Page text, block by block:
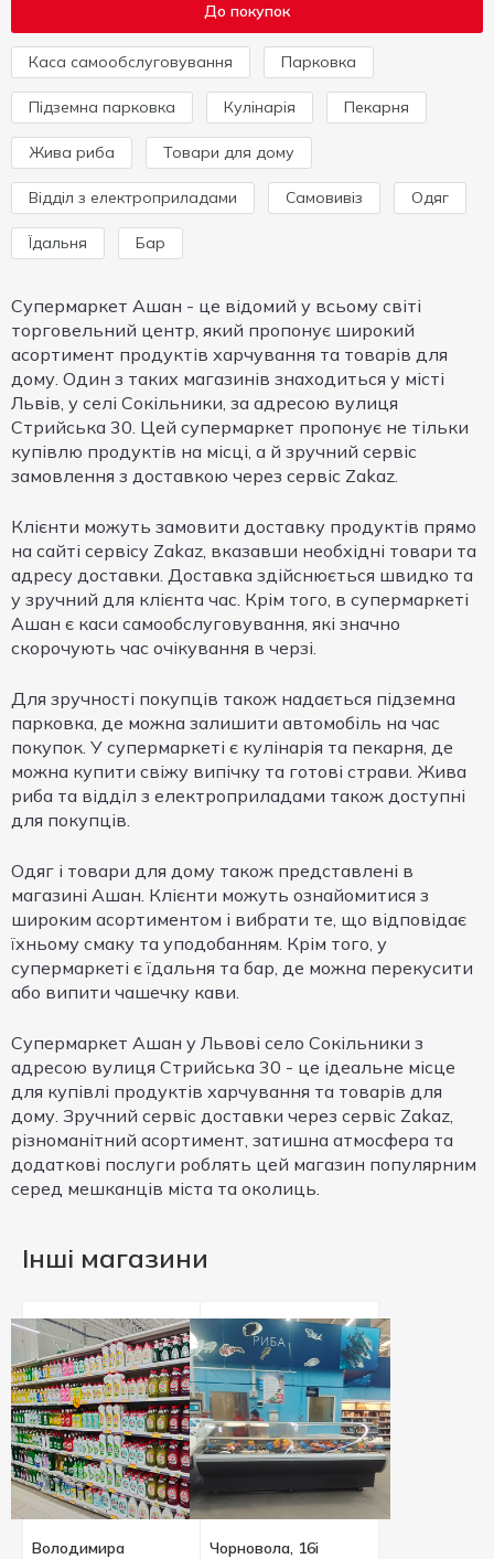
До покупок
Каса самообслуговування Парковка
Підземна парковка Кулінарія Пекарня
Жива риба Товари для дому
Відділ з електроприладами Самовивіз Одяг
Їдальня Бар
Супермаркет Ашан - це відомий у всьому світі
торговельний центр, який пропонує широкий
асортимент продуктів харчування та товарів для
дому. Один з таких магазинів знаходиться у місті
Львів, у селі Сокільники, за адресою вулиця
Стрийська 30. Цей супермаркет пропонує не тільки
купівлю продуктів на місці, а й зручний сервіс
замовлення з доставкою через сервіс Zakaz.
Клієнти можуть замовити доставку продуктів прямо
на сайті сервісу Zakaz, вказавши необхідні товари та
адресу доставки. Доставка здійснюється швидко та
у зручний для клієнта час. Крім того, в супермаркеті
Ашан є каси самообслуговування, які значно
скорочують час очікування в черзі.
Для зручності покупців також надається підземна
парковка, де можна залишити автомобіль на час
покупок. У супермаркеті є кулінарія та пекарня, де
можна купити свіжу випічку та готові страви. Жива
риба та відділ з електроприладами також доступні
для покупців.
Одяг і товари для дому також представлені в
магазині Ашан. Клієнти можуть ознайомитися з
широким асортиментом і вибрати те, що відповідає
їхньому смаку та уподобанням. Крім того, у
супермаркеті є їдальня та бар, де можна перекусити
або випити чашечку кави.
Супермаркет Ашан у Львові село Сокільники з
адресою вулиця Стрийська 30 - це ідеальне місце
для купівлі продуктів харчування та товарів для
дому. Зручний сервіс доставки через сервіс Zakaz,
різноманітний асортимент, затишна атмосфера та
додаткові послуги роблять цей магазин популярним
серед мешканців міста та околиць.
Інші магазини
Володимира
Чорновола, 16і